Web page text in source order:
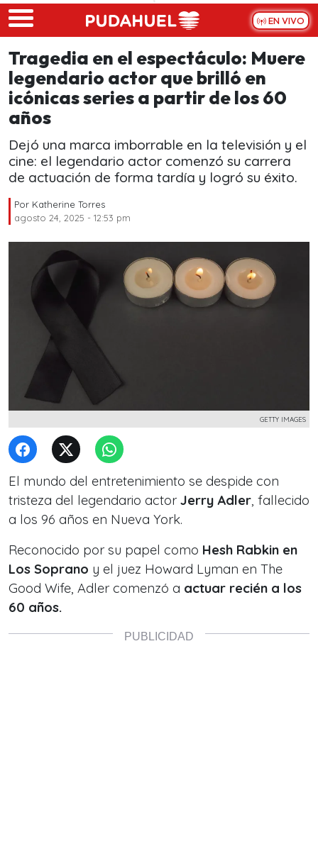
Skip to main content
EN VIVO
Tragedia en el espectáculo: Muere
legendario actor que brilló en
icónicas series a partir de los 60
años
Dejó una marca imborrable en la televisión y el
cine: el legendario actor comenzó su carrera
de actuación de forma tardía y logró su éxito.
Por Katherine Torres
agosto 24, 2025 - 12:53 pm
GETTY IMAGES
El mundo del entretenimiento se despide con
tristeza del legendario actor Jerry Adler, fallecido
a los 96 años en Nueva York.
Reconocido por su papel como Hesh Rabkin en
Los Soprano y el juez Howard Lyman en The
Good Wife, Adler comenzó a actuar recién a los
60 años.